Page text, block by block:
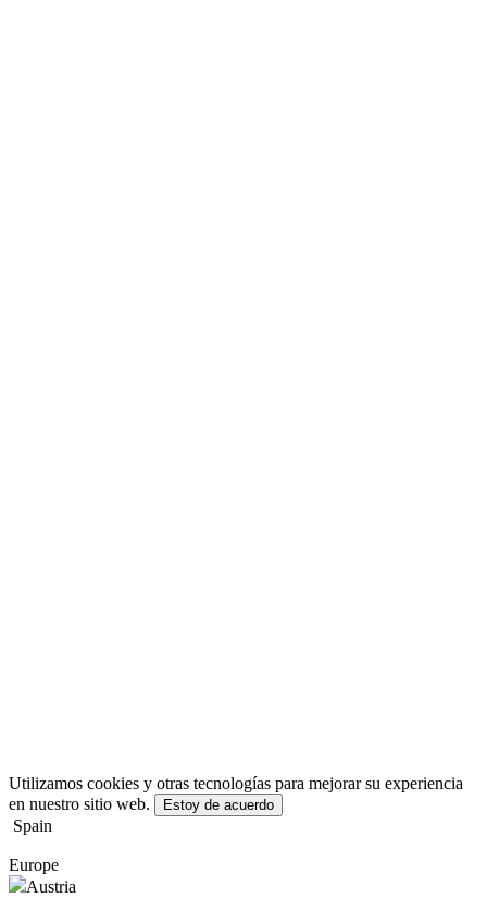
Utilizamos cookies y otras tecnologías para mejorar su experiencia
en nuestro sitio web.
Estoy de acuerdo
Spain
Europe
Austria